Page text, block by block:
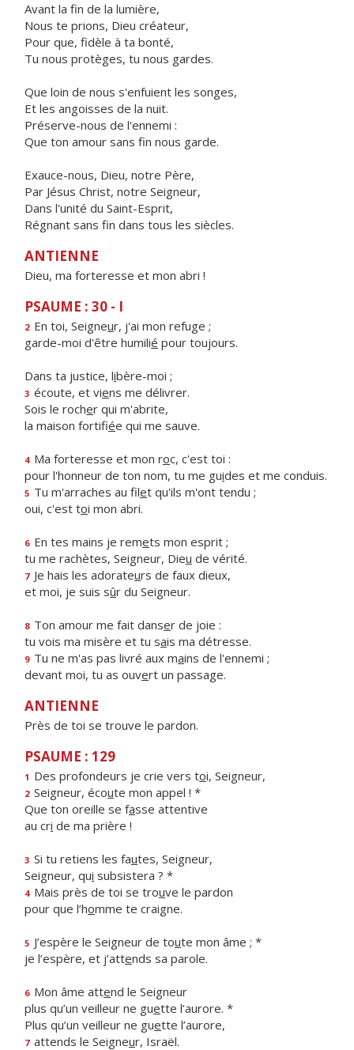
Avant la fin de la lumière,
Nous te prions, Dieu créateur,
Pour que, fidèle à ta bonté,
Tu nous protèges, tu nous gardes.
Que loin de nous s'enfuient les songes,
Et les angoisses de la nuit.
Préserve-nous de l'ennemi :
Que ton amour sans fin nous garde.
Exauce-nous, Dieu, notre Père,
Par Jésus Christ, notre Seigneur,
Dans l'unité du Saint-Esprit,
Régnant sans fin dans tous les siècles.
ANTIENNE
Dieu, ma forteresse et mon abri !
PSAUME : 30 - I
2 En toi, Seigneur, j'ai mon refuge ;
garde-moi d'être humilié pour toujours.
Dans ta justice, libère-moi ;
3 écoute, et viens me délivrer.
Sois le rocher qui m'abrite,
la maison fortifiée qui me sauve.
4 Ma forteresse et mon roc, c'est toi :
pour l'honneur de ton nom, tu me guides et me conduis.
5 Tu m'arraches au filet qu'ils m'ont tendu ;
oui, c'est toi mon abri.
6 En tes mains je remets mon esprit ;
tu me rachètes, Seigneur, Dieu de vérité.
7 Je hais les adorateurs de faux dieux,
et moi, je suis sûr du Seigneur.
8 Ton amour me fait danser de joie :
tu vois ma misère et tu sais ma détresse.
9 Tu ne m'as pas livré aux mains de l'ennemi ;
devant moi, tu as ouvert un passage.
ANTIENNE
Près de toi se trouve le pardon.
PSAUME : 129
1 Des profondeurs je crie vers toi, Seigneur,
2 Seigneur, écoute mon appel ! *
Que ton oreille se fasse attentive
au cri de ma prière !
3 Si tu retiens les fautes, Seigneur,
Seigneur, qui subsistera ? *
4 Mais près de toi se trouve le pardon
pour que l’homme te craigne.
5 J’espère le Seigneur de toute mon âme ; *
je l’espère, et j’attends sa parole.
6 Mon âme attend le Seigneur
plus qu’un veilleur ne guette l’aurore. *
Plus qu’un veilleur ne guette l’aurore,
7 attends le Seigneur, Israël.